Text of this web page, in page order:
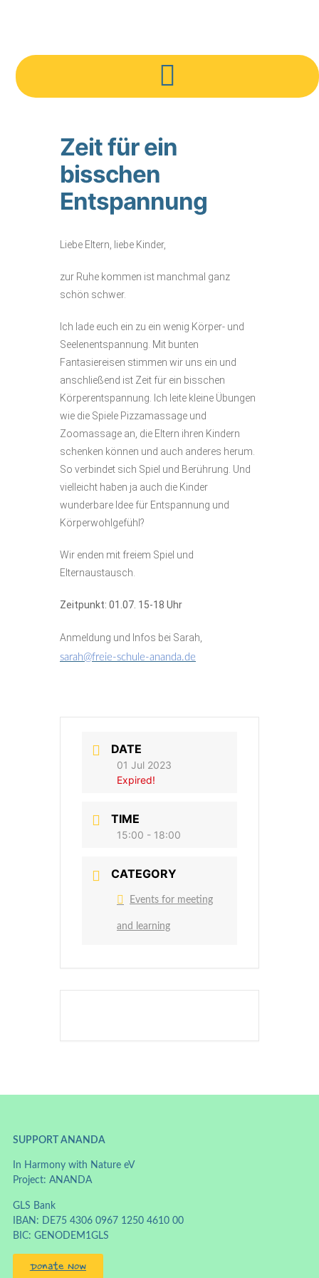
Zeit für ein
bisschen
Entspannung
Liebe Eltern, liebe Kinder,
zur Ruhe kommen ist manchmal ganz
schön schwer.
Ich lade euch ein zu ein wenig Körper- und
Seelenentspannung. Mit bunten
Fantasiereisen stimmen wir uns ein und
anschließend ist Zeit für ein bisschen
Körperentspannung. Ich leite kleine Übungen
wie die Spiele Pizzamassage und
Zoomassage an, die Eltern ihren Kindern
schenken können und auch anderes herum.
So verbindet sich Spiel und Berührung. Und
vielleicht haben ja auch die Kinder
wunderbare Idee für Entspannung und
Körperwohlgefühl?
Wir enden mit freiem Spiel und
Elternaustausch.
Zeitpunkt: 01.07. 15-18 Uhr
Anmeldung und Infos bei Sarah,
sarah@freie-schule-ananda.de
DATE
01 Jul 2023
Expired!
TIME
15:00 - 18:00
CATEGORY
Events for meeting
and learning
SUPPORT ANANDA
In Harmony with Nature eV
Project: ANANDA
GLS Bank
IBAN: DE75 4306 0967 1250 4610 00
BIC: GENODEM1GLS
Donate Now